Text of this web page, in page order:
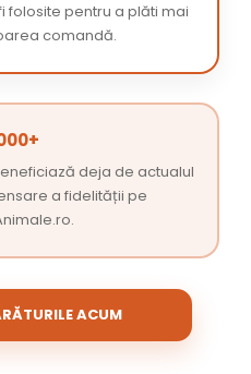
folosite pentru a plăti mai
comandă.
deja de actualul
a fidelității pe
ACUM